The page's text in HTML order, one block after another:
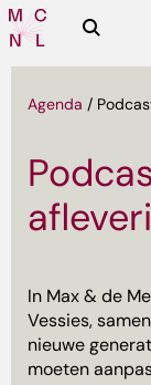
Media
Campus
Zoeken
Agenda /
In Max & de
Vessies,
nieuwe
moeten